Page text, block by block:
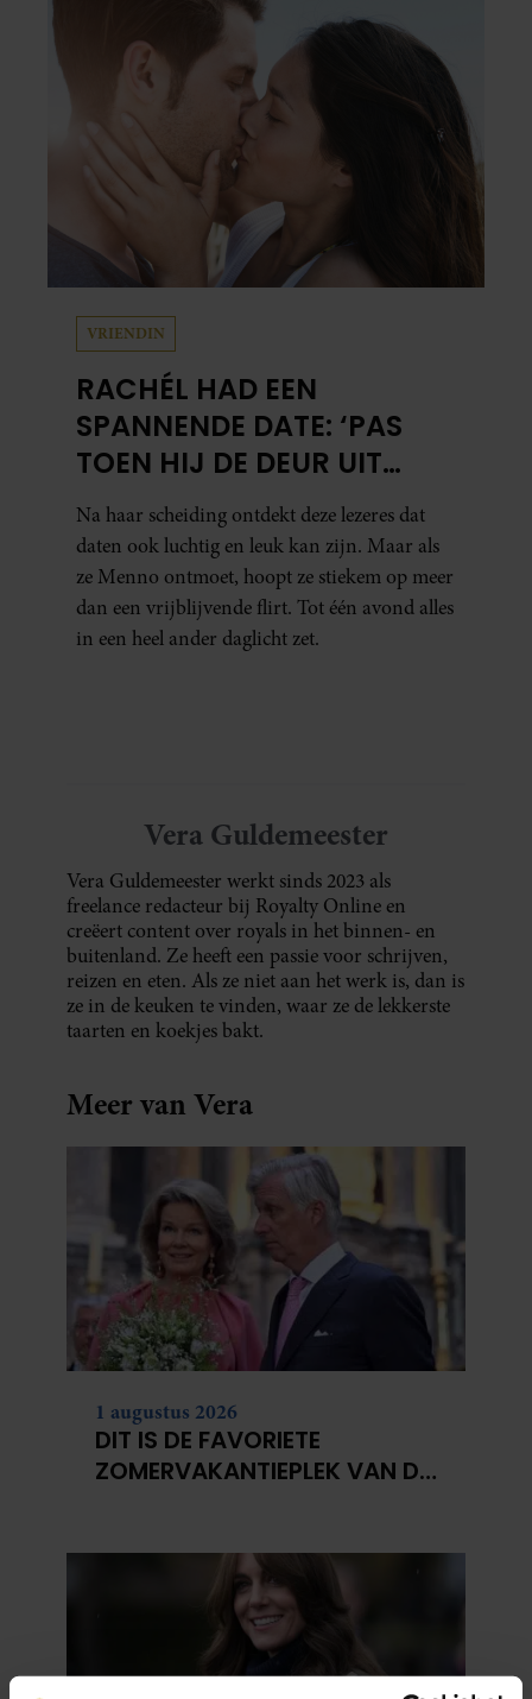
een voorstelling die niet alleen raakt, maar
het publiek ook aan het denken zet.
VRIENDIN
RACHÉL HAD EEN
SPANNENDE DATE: ‘PAS
TOEN HIJ DE DEUR UIT
WAS, BESEFTE IK WAT ER
ECHT WAS GEBEURD’
Na haar scheiding ontdekt deze lezeres dat
daten ook luchtig en leuk kan zijn. Maar als
ze Menno ontmoet, hoopt ze stiekem op meer
dan een vrijblijvende flirt. Tot één avond alles
in een heel ander daglicht zet.
Vera Guldemeester
Vera Guldemeester werkt sinds 2023 als
freelance redacteur bij Royalty Online en
creëert content over royals in het binnen- en
buitenland. Ze heeft een passie voor schrijven,
reizen en eten. Als ze niet aan het werk is, dan is
ze in de keuken te vinden, waar ze de lekkerste
taarten en koekjes bakt.
Meer van Vera
1 augustus 2026
DIT IS DE FAVORIETE
ZOMERVAKANTIEPLEK VAN DE